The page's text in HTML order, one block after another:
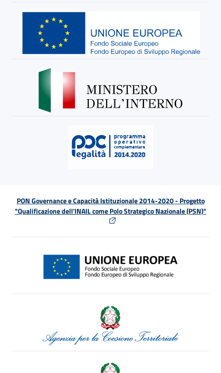
PON Governance e Capacità Istituzionale 2014-2020 - Progetto
"Qualificazione dell'INAIL come Polo Strategico Nazionale (PSN)"